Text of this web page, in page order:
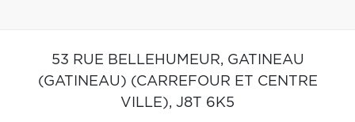
53 RUE BELLEHUMEUR, GATINEAU
(GATINEAU) (CARREFOUR ET CENTRE
VILLE), J8T 6K5